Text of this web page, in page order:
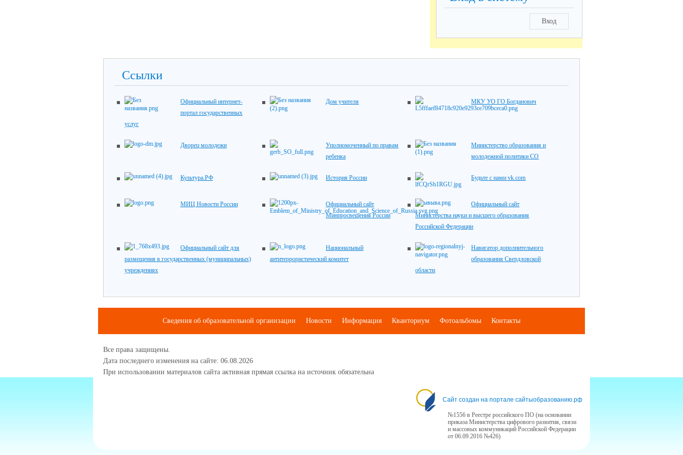
Вход
Ссылки
Официальный интернет-
портал государственных
услуг
Дом учителя МКУ УО ГО Богданович
Дворец молодежи
Уполномоченный по правам
ребенка
Министерство образования и
молодежной политики СО
Культура.РФ История России Будьте с нами vk.com
МИЦ Новости России
Официальный сайт
Минпросвещения России
Официальный сайт
Министерства науки и высшего образования
Российской Федерации
Официальный сайт для
размещения в государственных (муниципальных)
учреждениях
Национальный
антитеррористический комитет
Навигатор дополнительного
образования Свердловской
области
Сведения об образовательной организации Новости Информация Кванториум Фотоальбомы Контакты
Все права защищены.
Дата последнего изменения на сайте: 06.08.2026
При использовании материалов сайта активная прямая ссылка на источник обязательна
Сайт создан на портале сайтыобразованию.рф
№1556 в Реестре российского ПО (на основании
приказа Министерства цифрового развития, связи
и массовых коммуникаций Российской Федерации
от 06.09.2016 №426)